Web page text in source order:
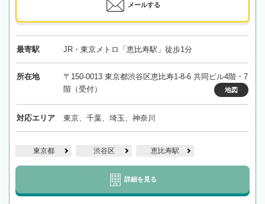
メールする
最寄駅 JR・東京メトロ「恵比寿駅」徒歩1分
所在地
〒150-0013 東京都渋谷区恵比寿1-8-6 共同ビル4階・7
階（受付）
地図
対応エリア 東京、千葉、埼玉、神奈川
東京都 渋谷区 恵比寿駅
詳細を見る